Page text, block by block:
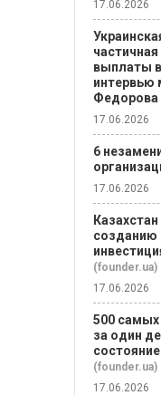
17.06.2026
выплаты
интервью
Федорова
17.06.2026
6
17.06.2026
созданию
(founder.ua)
17.06.2026
500
за один
(founder.ua)
17.06.2026